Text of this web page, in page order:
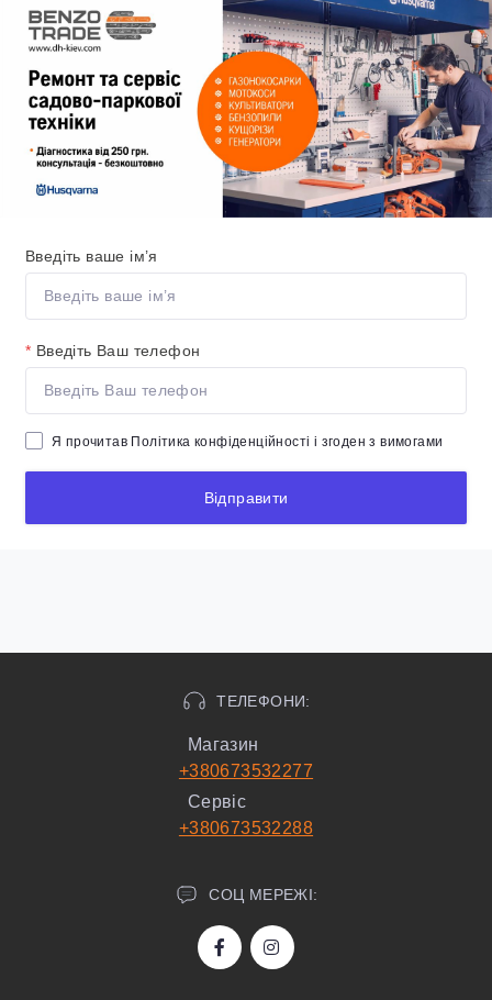
Введіть ваше ім’я
* Введіть Ваш телефон
Я прочитав Політика конфіденційності і згоден з вимогами
Відправити
ТЕЛЕФОНИ:
Магазин
+380673532277
Сервіс
+380673532288
СОЦ МЕРЕЖІ: